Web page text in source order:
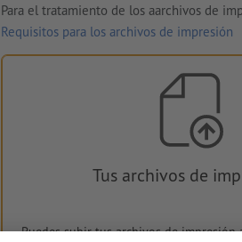
Para el tratamiento de los aarchivos de
Requisitos para los archivos de impresión
Tus archivos de
Puedes subir tus archivos de impresión